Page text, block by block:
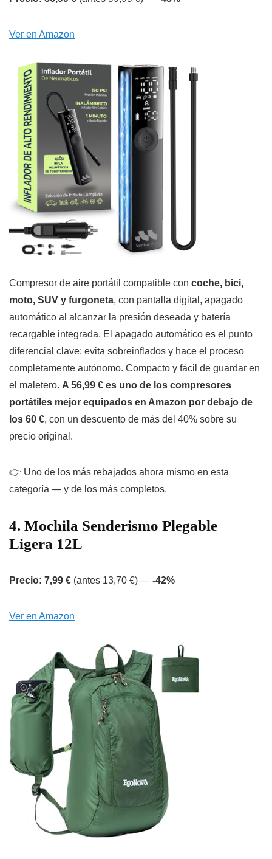
Ver en Amazon
Compresor de aire portátil compatible con coche, bici,
moto, SUV y furgoneta, con pantalla digital, apagado
automático al alcanzar la presión deseada y batería
recargable integrada. El apagado automático es el punto
diferencial clave: evita sobreinflados y hace el proceso
completamente autónomo. Compacto y fácil de guardar en
el maletero. A 56,99 € es uno de los compresores
portátiles mejor equipados en Amazon por debajo de
los 60 €, con un descuento de más del 40% sobre su
precio original.
👉 Uno de los más rebajados ahora mismo en esta
categoría — y de los más completos.
4. Mochila Senderismo Plegable
Ligera 12L
Precio: 7,99 € (antes 13,70 €) — -42%
Ver en Amazon